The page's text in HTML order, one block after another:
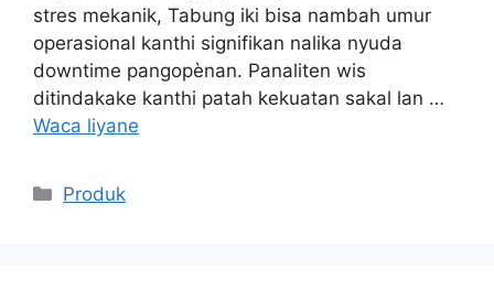
stres mekanik, Tabung iki bisa nambah umur
operasional kanthi signifikan nalika nyuda
downtime pangopènan. Panaliten wis
ditindakake kanthi patah kekuatan sakal lan …
Waca liyane
Kategori
Produk